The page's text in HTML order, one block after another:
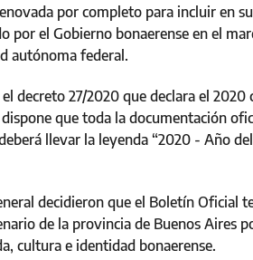
por completo para incluir en
por el Gobierno bonaerense en el
autónoma federal.
decreto 27/2020 que declara el 2020
que toda la documentación
llevar la leyenda “2020 - Año
decidieron que el Boletín Oficial
de la provincia de Buenos Aires
cultura e identidad bonaerense.